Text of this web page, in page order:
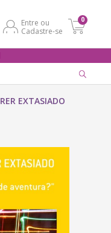
Entre ou
Cadastre-se
0
EXTASIADO